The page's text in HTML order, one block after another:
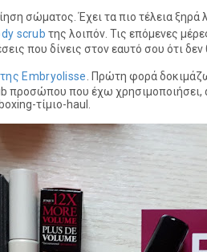
σώματος. Έχει τα πιο τέλεια
scrub της λοιπόν. Τις επόμενες
που δίνεις στον εαυτό σου ότι δεν
Embryolisse
. Πρώτη φορά
προσώπου που έχω
τίμιο-haul.